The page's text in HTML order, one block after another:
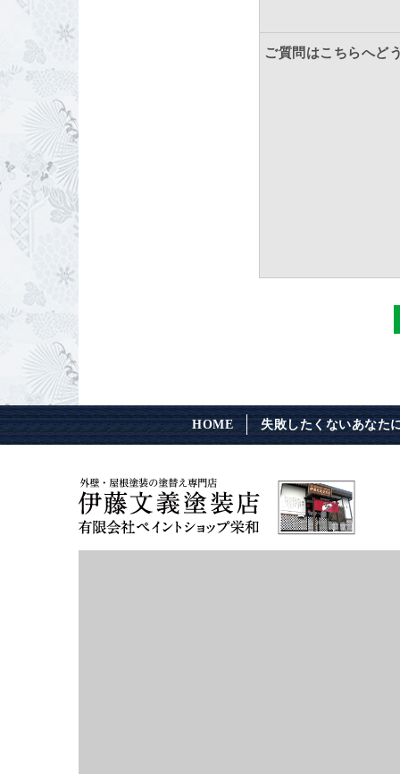
ご質問はこちらへど
HOME 失敗したくないあなた